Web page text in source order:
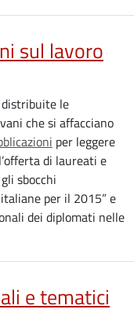
sul lavoro
distribuite le
che si affacciano
per leggere
di laureati e
sbocchi
per il 2015” e
dei diplomati nelle
e tematici